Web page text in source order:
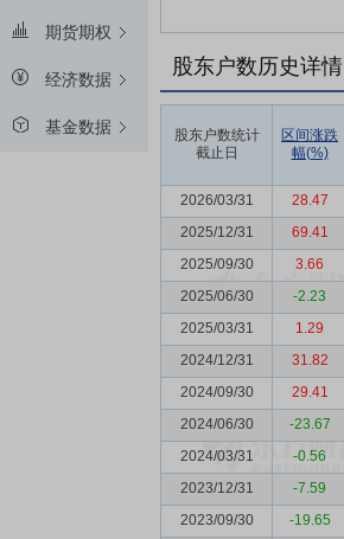
期货期权
经济数据
基金数据
股东户数历史详情
股东户数统计
截止日
区间涨跌
幅(%)
2026/03/31 28.47
2025/12/31
69.41
2025/09/30
3.66
2025/06/30
-2.23
2025/03/31
1.29
2024/12/31
31.82
2024/09/30
29.41
2024/06/30
-23.67
2024/03/31
-0.56
2023/12/31
-7.59
2023/09/30
-19.65